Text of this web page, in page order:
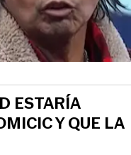
ESTARÍA
Y QUE LA